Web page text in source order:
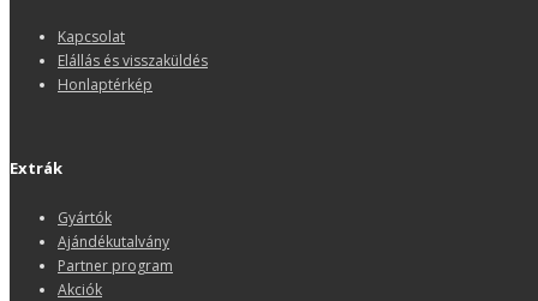
Kapcsolat
Elállás és visszaküldés
Honlaptérkép
Extrák
Gyártók
Ajándékutalvány
Partner program
Akciók